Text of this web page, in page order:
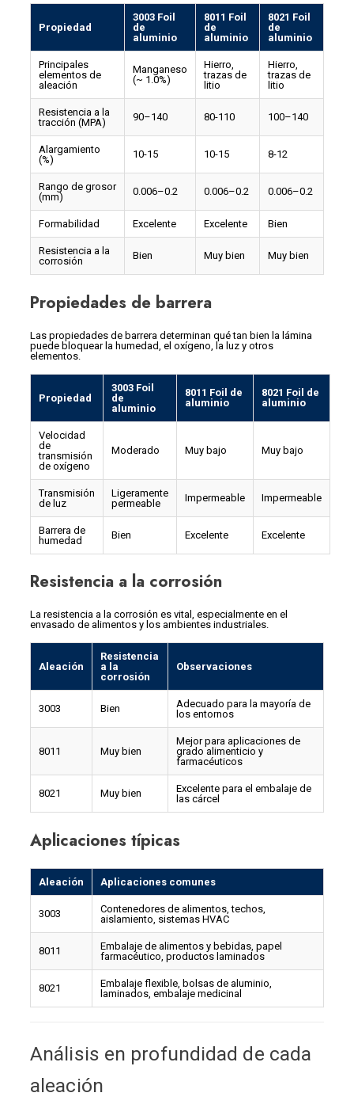
Propiedad
3003 Foil
de
aluminio
8011 Foil
de
aluminio
8021 Foil
de
aluminio
Principales
elementos de
aleación
Manganeso
(~ 1.0%)
Hierro,
trazas de
litio
Hierro,
trazas de
litio
Resistencia a la
tracción (MPA)
90–140 80-110 100–140
Alargamiento
(%)
10-15 10-15 8-12
Rango de grosor
(mm)
0.006–0.2 0.006–0.2 0.006–0.2
Formabilidad Excelente Excelente Bien
Resistencia a la
corrosión
Bien Muy bien Muy bien
Propiedades de barrera
Las propiedades de barrera determinan qué tan bien la lámina
puede bloquear la humedad, el oxígeno, la luz y otros
elementos.
Propiedad
3003 Foil
de
aluminio
8011 Foil de
aluminio
8021 Foil de
aluminio
Velocidad
de
transmisión
de oxígeno
Moderado Muy bajo Muy bajo
Transmisión
de luz
Ligeramente
permeable
Impermeable Impermeable
Barrera de
humedad
Bien Excelente Excelente
Resistencia a la corrosión
La resistencia a la corrosión es vital, especialmente en el
envasado de alimentos y los ambientes industriales.
Aleación
Resistencia
a la
corrosión
Observaciones
3003 Bien
Adecuado para la mayoría de
los entornos
8011 Muy bien
Mejor para aplicaciones de
grado alimenticio y
farmacéuticos
8021 Muy bien
Excelente para el embalaje de
las cárcel
Aplicaciones típicas
Aleación Aplicaciones comunes
3003
Contenedores de alimentos, techos,
aislamiento, sistemas HVAC
8011
Embalaje de alimentos y bebidas, papel
farmacéutico, productos laminados
8021
Embalaje flexible, bolsas de aluminio,
laminados, embalaje medicinal
Análisis en profundidad de cada
aleación